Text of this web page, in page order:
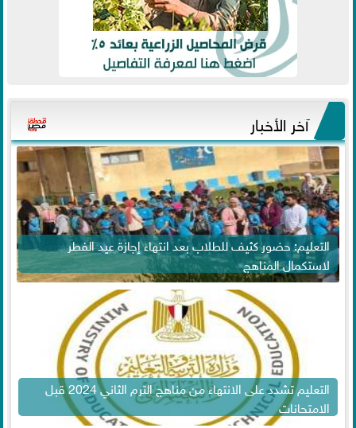
آخر الأخبار
التعليم: حضور كثيف للطلاب بعد انتهاء إجازة عيد الفطر
لاستكمال المناهج
التعليم تشدد على الانتهاء من مناهج الترم الثاني 2024 قبل
الامتحانات